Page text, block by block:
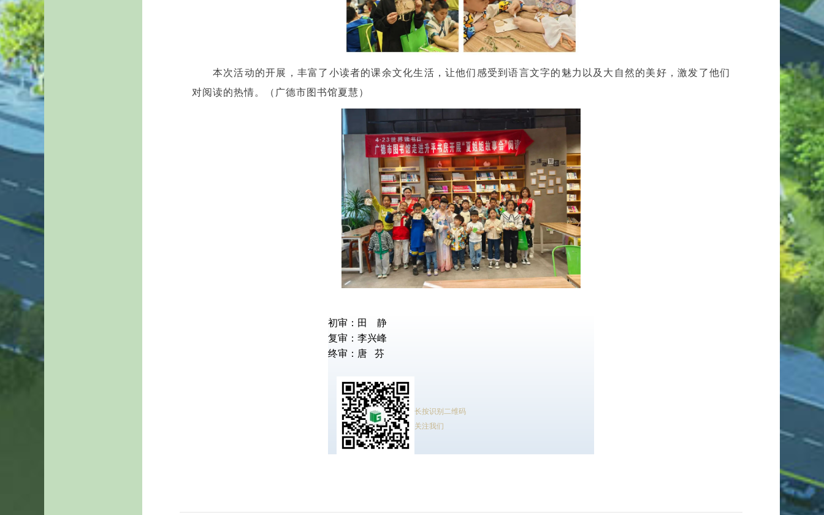
本次活动的开展，丰富了小读者的课余文化生活，让他们感受到语言文字的魅力以及大自然的美好，激发了他们
对阅读的热情。（广德市图书馆夏慧）
初审：田 静
复审：李兴峰
终审：唐 芬
长按识别二维码
关注我们